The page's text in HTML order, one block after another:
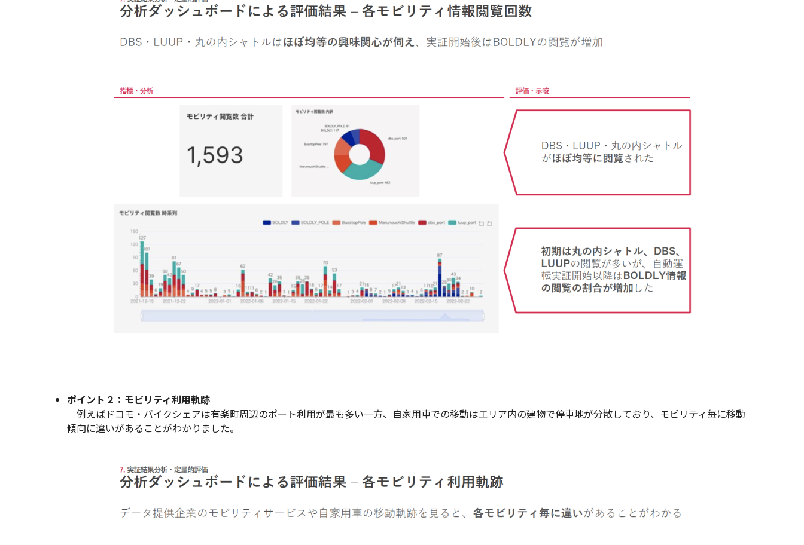
ポイント２：モビリティ利用軌跡
例えばドコモ・バイクシェアは有楽町周辺のポート利用が最も多い一方、自家用車での移動はエリア内の建物で停車地が分散しており、モビリティ毎に移動
傾向に違いがあることがわかりました。